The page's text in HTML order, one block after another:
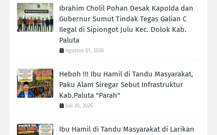
Ibrahim Cholil Pohan Desak Kapolda dan
Gubernur Sumut Tindak Tegas Galian C
Ilegal di Sipiongot Julu Kec. Dolok Kab.
Paluta
Agustus 01, 2026
Heboh !!! Ibu Hamil di Tandu Masyarakat,
Paku Alam Siregar Sebut Infrastruktur
Kab.Paluta "Parah"
Juli 30, 2026
Ibu Hamil di Tandu Masyarakat di Larikan